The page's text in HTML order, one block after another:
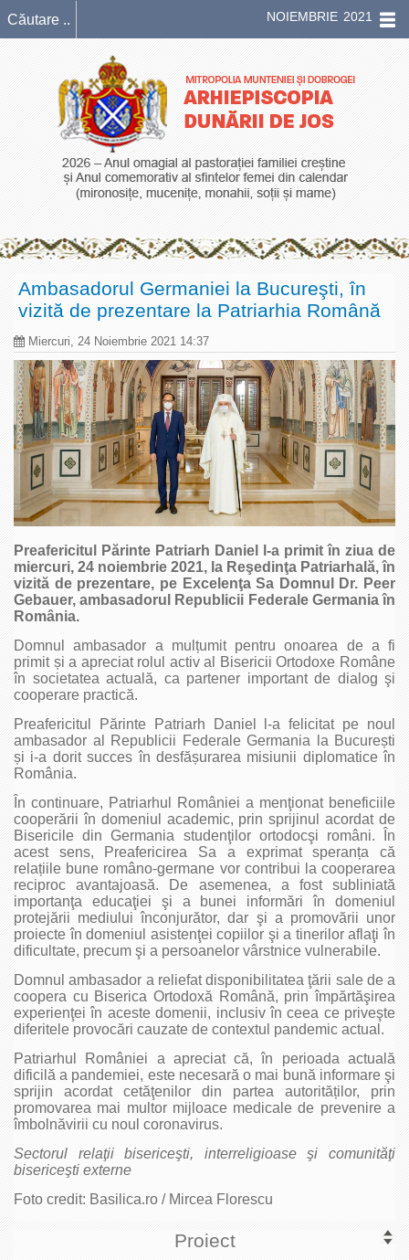
NOIEMBRIE 2021
Ambasadorul Germaniei la Bucureşti, în
vizită de prezentare la Patriarhia Română
Miercuri, 24 Noiembrie 2021 14:37
Preafericitul Părinte Patriarh Daniel l-a primit în ziua de
miercuri, 24 noiembrie 2021, la Reşedinţa Patriarhală, în
vizită de prezentare, pe Excelenţa Sa Domnul Dr. Peer
Gebauer, ambasadorul Republicii Federale Germania în
România.
Domnul ambasador a mulțumit pentru onoarea de a fi
primit și a apreciat rolul activ al Bisericii Ortodoxe Române
în societatea actuală, ca partener important de dialog şi
cooperare practică.
Preafericitul Părinte Patriarh Daniel l-a felicitat pe noul
ambasador al Republicii Federale Germania la București
și i-a dorit succes în desfășurarea misiunii diplomatice în
România.
În continuare, Patriarhul României a menţionat beneficiile
cooperării în domeniul academic, prin sprijinul acordat de
Bisericile din Germania studenţilor ortodocşi români. În
acest sens, Preafericirea Sa a exprimat speranța că
relațiile bune româno-germane vor contribui la cooperarea
reciproc avantajoasă. De asemenea, a fost subliniată
importanţa educaţiei şi a bunei informări în domeniul
protejării mediului înconjurător, dar şi a promovării unor
proiecte în domeniul asistenţei copiilor şi a tinerilor aflaţi în
dificultate, precum şi a persoanelor vârstnice vulnerabile.
Domnul ambasador a reliefat disponibilitatea ţării sale de a
coopera cu Biserica Ortodoxă Română, prin împărtăşirea
experienţei în aceste domenii, inclusiv în ceea ce priveşte
diferitele provocări cauzate de contextul pandemic actual.
Patriarhul României a apreciat că, în perioada actuală
dificilă a pandemiei, este necesară o mai bună informare şi
sprijin acordat cetăţenilor din partea autorităților, prin
promovarea mai multor mijloace medicale de prevenire a
îmbolnăvirii cu noul coronavirus.
Sectorul relaţii bisericeşti, interreligioase şi comunităţi
bisericeşti externe
Foto credit: Basilica.ro / Mircea Florescu
Proiect